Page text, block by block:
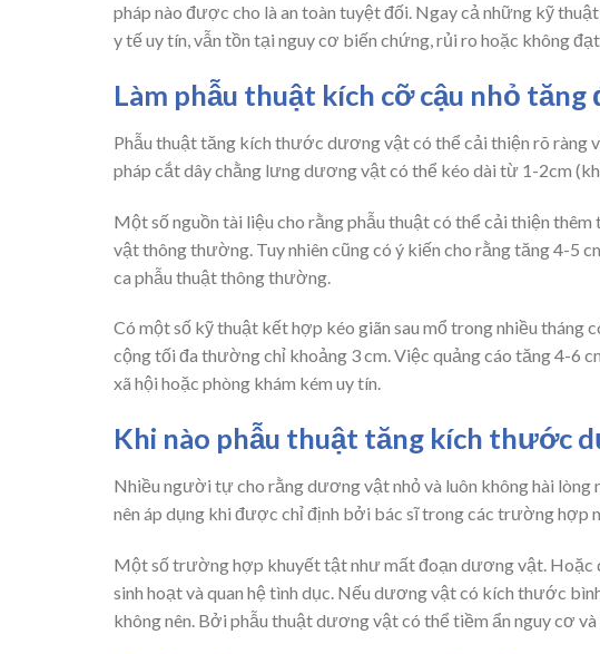
pháp nào được cho là an toàn tuyệt đối. Ngay cả những kỹ
y tế uy tín, vẫn tồn tại nguy cơ biến chứng, rủi ro hoặc không
Làm phẫu thuật kích cỡ cậu nhỏ tăng
Phẫu thuật tăng kích thước dương vật có thể cải thiện rõ ràng
pháp cắt dây chằng lưng dương vật có thể kéo dài từ 1-2cm
Một số nguồn tài liệu cho rằng phẫu thuật có thể cải thiện
vật thông thường. Tuy nhiên cũng có ý kiến cho rằng tăng 4-5
ca phẫu thuật thông thường.
Có một số kỹ thuật kết hợp kéo giãn sau mổ trong nhiều tháng
cộng tối đa thường chỉ khoảng 3 cm. Việc quảng cáo tăng 4-6
xã hội hoặc phòng khám kém uy tín.
Khi nào phẫu thuật tăng kích thước
Nhiều người tự cho rằng dương vật nhỏ và luôn không hài
nên áp dụng khi được chỉ định bởi bác sĩ trong các trường hợp
Một số trường hợp khuyết tật như mất đoạn dương vật. Hoặc
sinh hoạt và quan hệ tình dục. Nếu dương vật có kích thước
không nên. Bởi phẫu thuật dương vật có thể tiềm ẩn nguy cơ và